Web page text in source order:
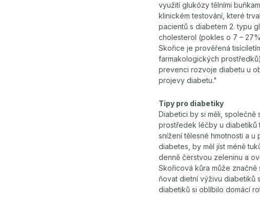
využití glukózy tělními
klinickém testování, které
pacientů s diabetem 2. typu
cholesterol (pokles o 7 –
Skořice je prověřená
farmakologických
prevenci rozvoje diabetu u
projevy diabetu."
Tipy pro diabetiky
Diabetici by si měli,
prostředek léčby u diabetiků
snížení tělesné hmotnosti a u
diabetes, by měl jíst méně
denně čerstvou zeleninu a
Skořicová kůra může
ňovat dietní výživu diabetiků
diabetiků si oblíbilo domácí